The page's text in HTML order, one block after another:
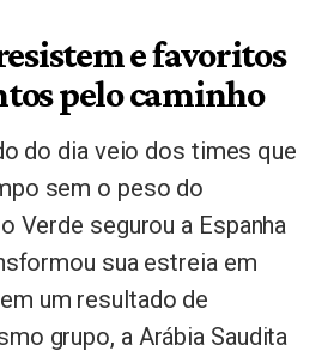
e favoritos
pelo caminho
do dia veio dos times que
sem o peso do
Verde segurou a Espanha
sua estreia em
um resultado de
grupo, a Arábia Saudita